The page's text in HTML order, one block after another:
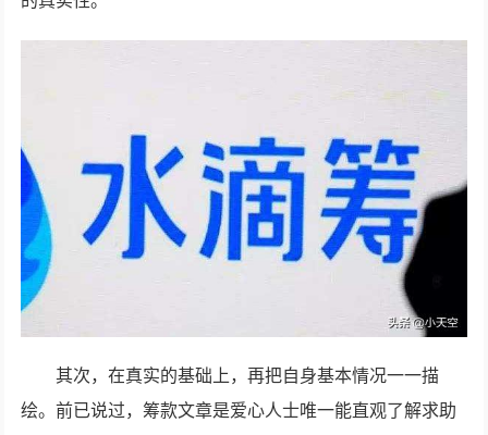
其次，在真实的基础上，再把自身基本情况一一描
绘。前已说过，筹款文章是爱心人士唯一能直观了解求助